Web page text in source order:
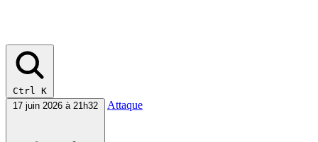
Ctrl K
17 juin 2026 à 21h32
Attaque